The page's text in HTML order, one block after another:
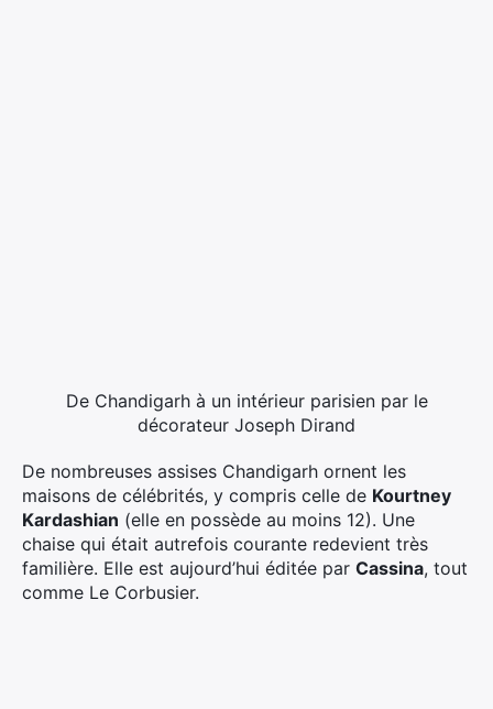
De Chandigarh à un intérieur parisien par le
décorateur Joseph Dirand
De nombreuses assises Chandigarh ornent les
maisons de célébrités, y compris celle de Kourtney
Kardashian (elle en possède au moins 12). Une
chaise qui était autrefois courante redevient très
familière. Elle est aujourd’hui éditée par Cassina, tout
comme Le Corbusier.